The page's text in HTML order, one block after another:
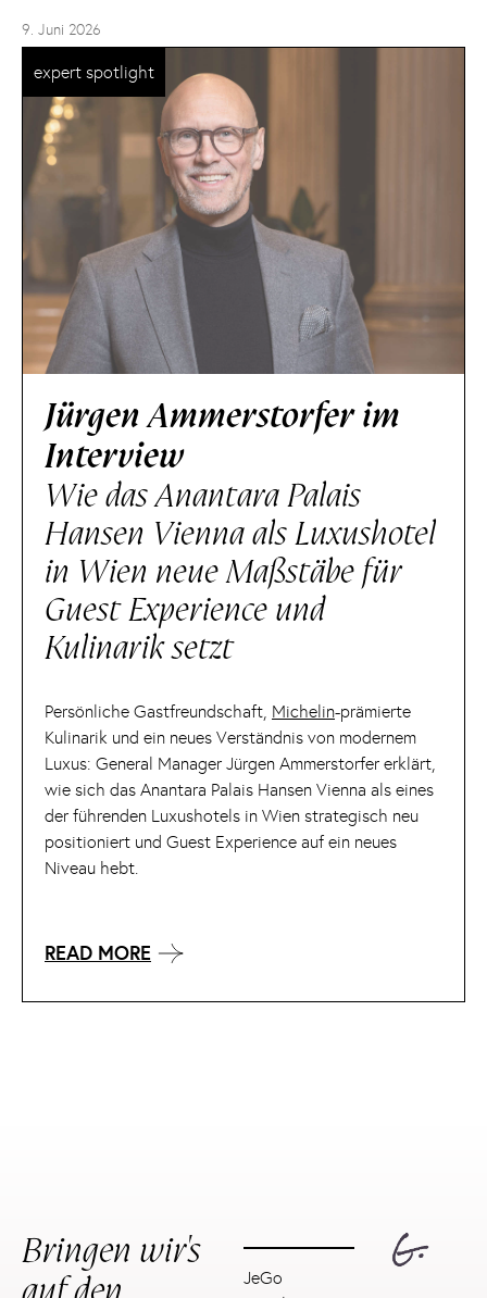
9. Juni 2026
Jürgen Ammerstorfer im
Interview
Wie das Anantara Palais
Hansen Vienna als Luxushotel
in Wien neue Maßstäbe für
Guest Experience und
Kulinarik setzt
Persönliche Gastfreundschaft, Michelin-prämierte
Kulinarik und ein neues Verständnis von modernem
Luxus: General Manager Jürgen Ammerstorfer erklärt,
wie sich das Anantara Palais Hansen Vienna als eines
der führenden Luxushotels in Wien strategisch neu
positioniert und Guest Experience auf ein neues
Niveau hebt.
READ MORE
expert spotlight
Bringen wir's
JeGo